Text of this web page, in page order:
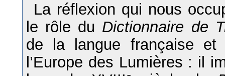
La réflexion qui nous
le rôle du Dictionnaire de
de la langue française
l’Europe des Lumières : il